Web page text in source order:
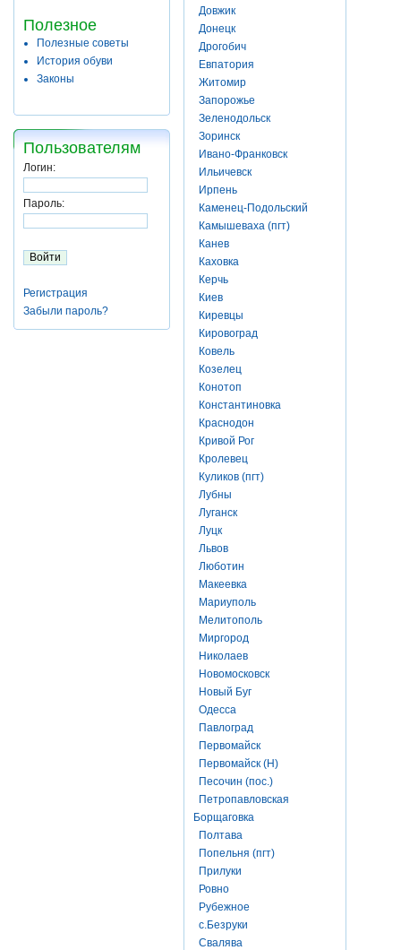
Полезное
Полезные советы
История обуви
Законы
Пользователям
Логин:
Пароль:
Регистрация
Забыли пароль?
Довжик
Донецк
Дрогобич
Евпатория
Житомир
Запорожье
Зеленодольск
Зоринск
Ивано-Франковск
Ильичевск
Ирпень
Каменец-Подольский
Камышеваха (пгт)
Канев
Каховка
Керчь
Киев
Киревцы
Кировоград
Ковель
Козелец
Конотоп
Константиновка
Краснодон
Кривой Рог
Кролевец
Куликов (пгт)
Лубны
Луганск
Луцк
Львов
Люботин
Макеевка
Мариуполь
Мелитополь
Миргород
Николаев
Новомосковск
Новый Буг
Одесса
Павлоград
Первомайск
Первомайск (Н)
Песочин (пос.)
Петропавловская
Борщаговка
Полтава
Попельня (пгт)
Прилуки
Ровно
Рубежное
с.Безруки
Свалява